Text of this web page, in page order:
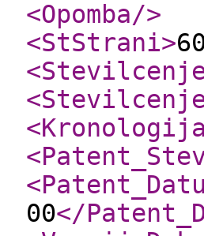
<Opomba/>
<StStrani>
<Kronologija
00</